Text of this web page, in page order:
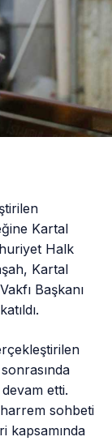
Kartal
Halk
Kartal
Başkanı
etti.
sohbeti
kapsamında